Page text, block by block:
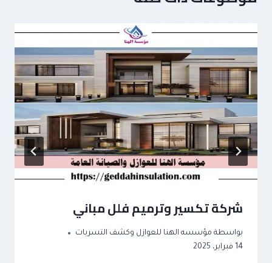
شركة تكسير وترميم فلل مباني
بواسطة مؤسسه الهنا للعوازل وكشف التسربات
14 فبراير، 2025